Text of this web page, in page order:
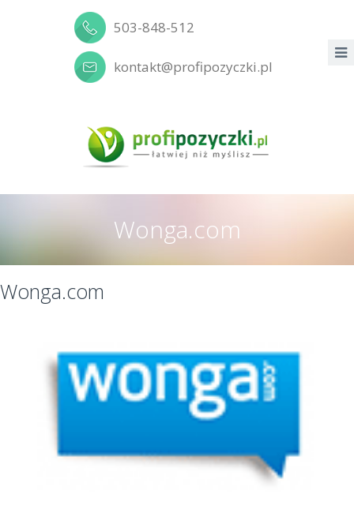
503-848-512
kontakt@profipozyczki.pl
Wonga.com
Wonga.com